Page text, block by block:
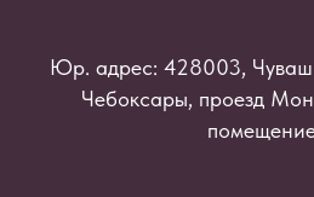
Юр. адрес: 428003,
Чебоксары, проезд